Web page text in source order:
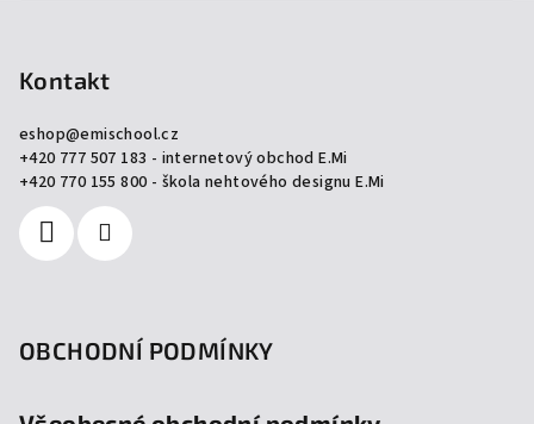
Kontakt
eshop@emischool.cz
+420 777 507 183 - internetový obchod E.Mi
+420 770 155 800 - škola nehtového designu E.Mi
OBCHODNÍ PODMÍNKY